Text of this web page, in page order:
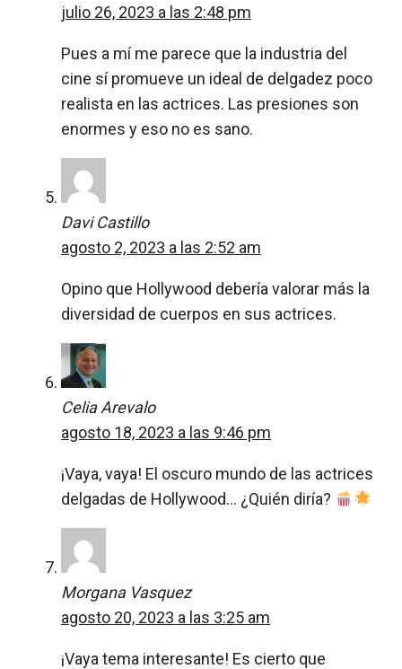
julio 26, 2023 a las 2:48 pm
Pues a mí me parece que la industria del
cine sí promueve un ideal de delgadez poco
realista en las actrices. Las presiones son
enormes y eso no es sano.
Davi Castillo
agosto 2, 2023 a las 2:52 am
Opino que Hollywood debería valorar más la
diversidad de cuerpos en sus actrices.
Celia Arevalo
agosto 18, 2023 a las 9:46 pm
¡Vaya, vaya! El oscuro mundo de las actrices
delgadas de Hollywood… ¿Quién diría?
Morgana Vasquez
agosto 20, 2023 a las 3:25 am
¡Vaya tema interesante! Es cierto que